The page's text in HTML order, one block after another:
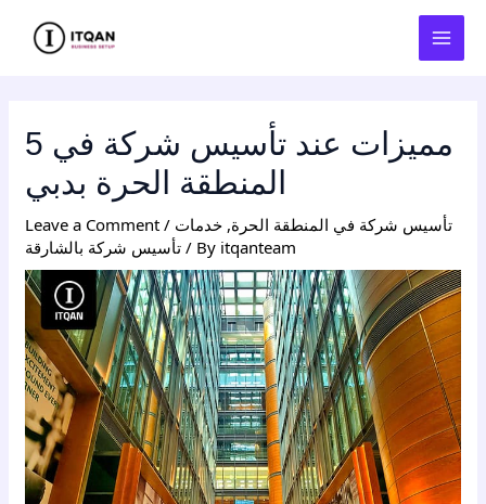
5 مميزات عند تأسيس شركة في
Leave a Comment / تأسيس شركة في المنطقة الحرة, خدمات
تأسيس شركة بالشارقة / By itqanteam
navigation